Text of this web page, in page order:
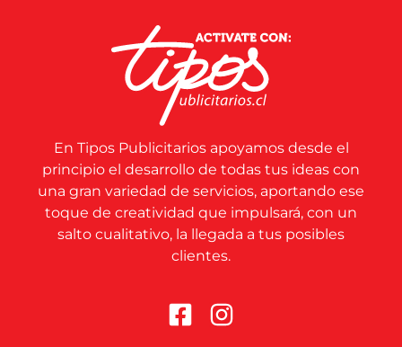
En Tipos Publicitarios apoyamos desde el
principio el desarrollo de todas tus ideas con
una gran variedad de servicios, aportando ese
toque de creatividad que impulsará, con un
salto cualitativo, la llegada a tus posibles
clientes.